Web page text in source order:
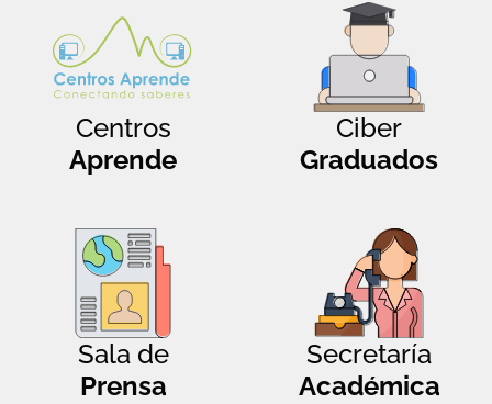
Centros
Aprende
Ciber
Graduados
Sala de
Prensa
Secretaría
Académica